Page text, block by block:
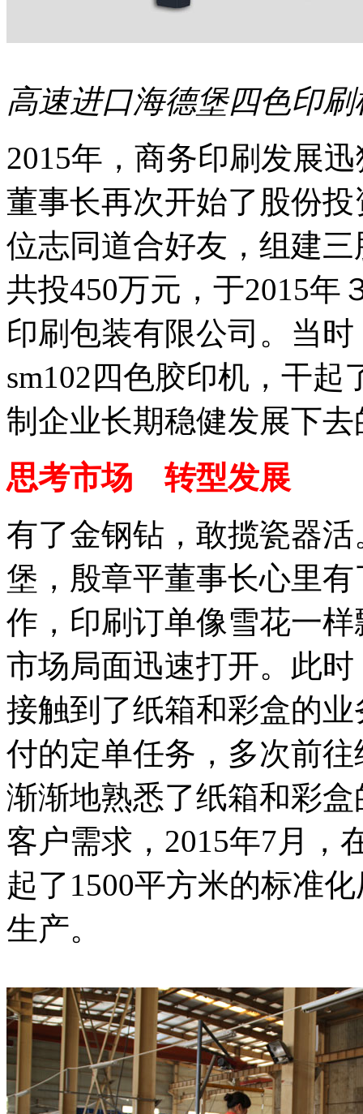
高速进口海德堡四色印刷
2015年，商务印刷发展
董事长再次开始了股份
位志同道合好友，组建
共投450万元，于2015年
印刷包装有限公司。当
sm102四色胶印机，干
制企业长期稳健发展下
思考市场 转型发展
有了金钢钻，敢揽瓷器
堡，殷章平董事长心里
作，印刷订单像雪花一
市场局面迅速打开。此
接触到了纸箱和彩盒的
付的定单任务，多次前
渐渐地熟悉了纸箱和彩
客户需求，2015年7月，
起了1500平方米的标准
生产。